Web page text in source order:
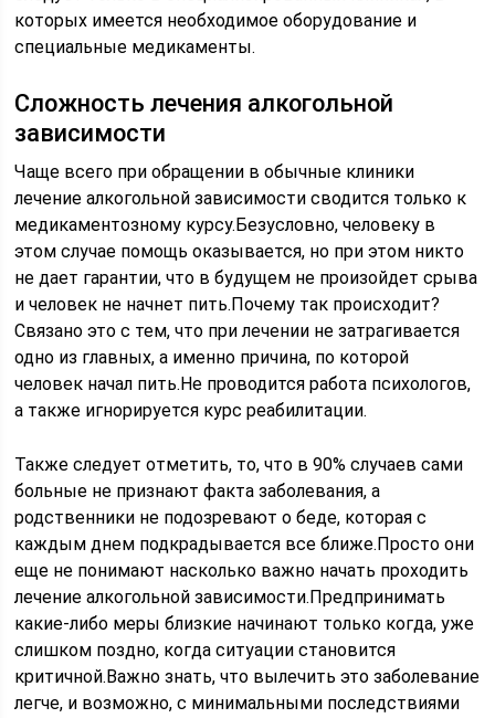
которых имеется необходимое оборудование и
специальные медикаменты.
Сложность лечения алкогольной
зависимости
Чаще всего при обращении в обычные клиники
лечение алкогольной зависимости сводится только к
медикаментозному курсу.Безусловно, человеку в
этом случае помощь оказывается, но при этом никто
не дает гарантии, что в будущем не произойдет срыва
и человек не начнет пить.Почему так происходит?
Связано это с тем, что при лечении не затрагивается
одно из главных, а именно причина, по которой
человек начал пить.Не проводится работа психологов,
а также игнорируется курс реабилитации.
Также следует отметить, то, что в 90% случаев сами
больные не признают факта заболевания, а
родственники не подозревают о беде, которая с
каждым днем подкрадывается все ближе.Просто они
еще не понимают насколько важно начать проходить
лечение алкогольной зависимости.Предпринимать
какие-либо меры близкие начинают только когда, уже
слишком поздно, когда ситуации становится
критичной.Важно знать, что вылечить это заболевание
легче, и возможно, с минимальными последствиями